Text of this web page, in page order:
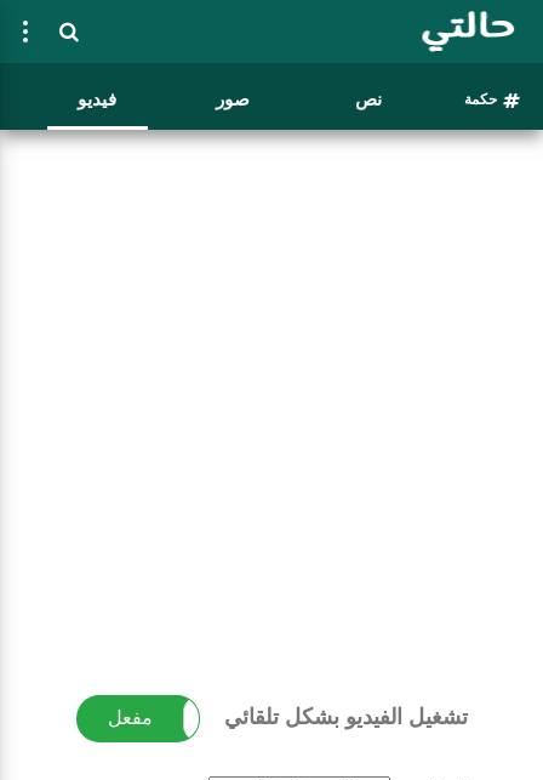
حكمة نص صور فيديو
تشغيل الفيديو بشكل تلقائي مفعل غير مفعل